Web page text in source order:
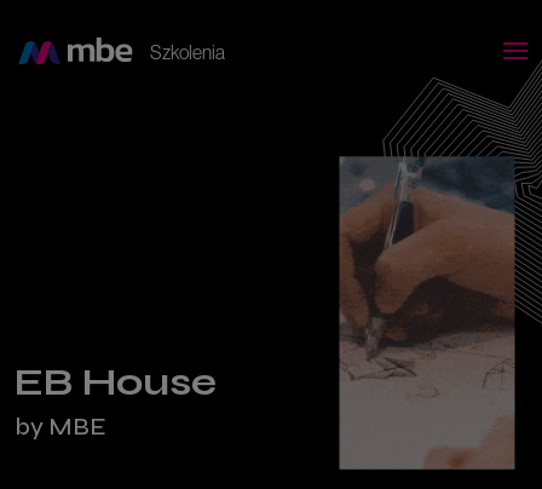
Szkolenia
EB House
by MBE